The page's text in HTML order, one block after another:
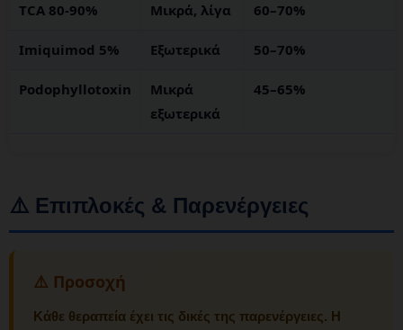
TCA 80-90% Μικρά, λίγα 60–70%
Imiquimod 5% Εξωτερικά 50–70%
Podophyllotoxin
Μικρά
εξωτερικά
45–65%
⚠️ Επιπλοκές & Παρενέργειες
⚠️ Προσοχή
Κάθε θεραπεία έχει τις δικές της παρενέργειες. Η